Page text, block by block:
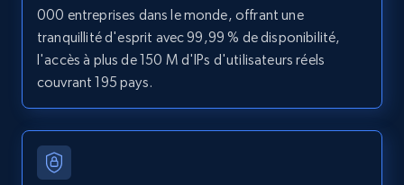
11.3K+
LinkedIn posts - Discover posts by Profile
URL
URL, ID, User id, Use url, Title, Headline, Post
000 entreprises dans le monde, offrant une
tranquillité d'esprit avec 99,99 % de disponibilité,
l'accès à plus de 150 M d'IPs d'utilisateurs réels
couvrant 195 pays.